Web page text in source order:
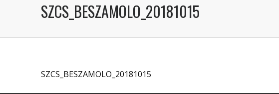
SZCS_BESZAMOLO_20181015
SZCS_BESZAMOLO_20181015